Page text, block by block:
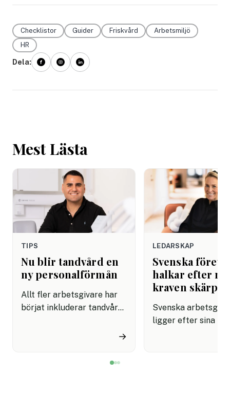
Checklistor Guider Friskvård
Arbetsmiljö
HR
Dela:
Mest Lästa
TIPS
Nu blir tandvård en
ny personalförmån
Allt fler arbetsgivare har
börjat inkluderar tandvård i
→
LEDARSKAP
Svenska
halkar efter
kraven skärps
Svenska
ligger efter sina